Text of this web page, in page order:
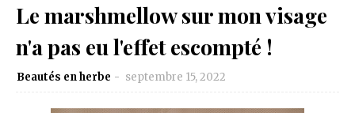
Le marshmellow sur mon visage
n'a pas eu l'effet escompté !
Beautés en herbe septembre 15, 2022